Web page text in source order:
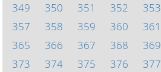
349
350 351 352 353
357
358 359 360 361
365
366 367 368 369
373
374 375 376 377